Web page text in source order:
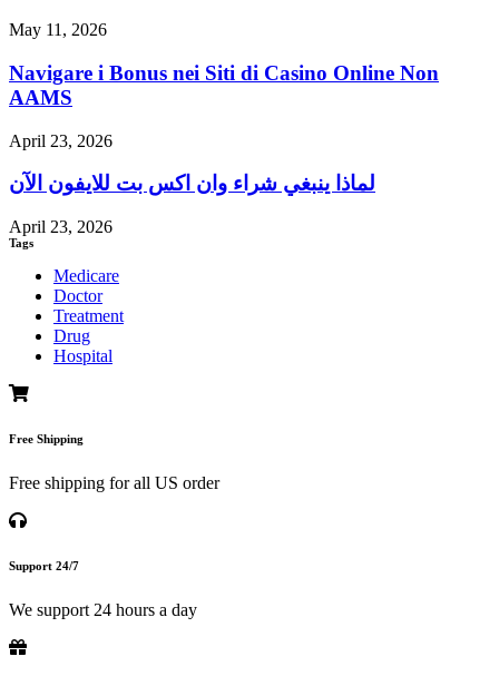
May 11, 2026
Navigare i Bonus nei Siti di Casino Online Non
AAMS
April 23, 2026
لماذا ينبغي شراء وان اكس بت للايفون الآن
April 23, 2026
Tags
Medicare
Doctor
Treatment
Drug
Hospital
Free Shipping
Free shipping for all US order
Support 24/7
We support 24 hours a day